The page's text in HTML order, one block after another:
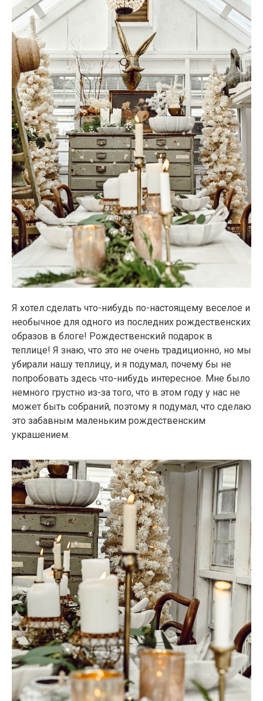
Я хотел сделать что-нибудь по-настоящему веселое и
необычное для одного из последних рождественских
образов в блоге! Рождественский подарок в
теплице! Я знаю, что это не очень традиционно, но мы
убирали нашу теплицу, и я подумал, почему бы не
попробовать здесь что-нибудь интересное. Мне было
немного грустно из-за того, что в этом году у нас не
может быть собраний, поэтому я подумал, что сделаю
это забавным маленьким рождественским
украшением.